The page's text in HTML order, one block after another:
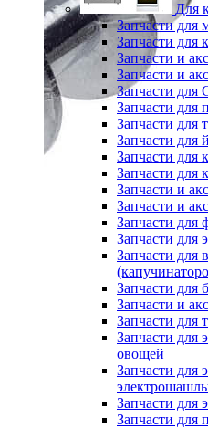
Для
Запчасти для
Запчасти для
Запчасти и
Запчасти и
Запчасти
Запчасти для
Запчасти для
Запчасти для
Запчасти
Запчасти для
Запчасти и
Запчасти и
Запчасти для
Запчасти для
Запчасти для
Запчасти для
Запчасти и
Запчасти для
Запчасти для
овощей
Запчасти для
Запчасти для
Запчасти для